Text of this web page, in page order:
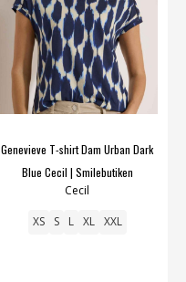
Genevieve T-shirt Dam Urban Dark
Blue Cecil | Smilebutiken
Cecil
XS S L XL XXL